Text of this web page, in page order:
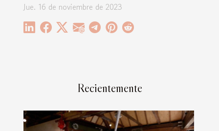
Jue. 16 de noviembre de 2023
Recientemente